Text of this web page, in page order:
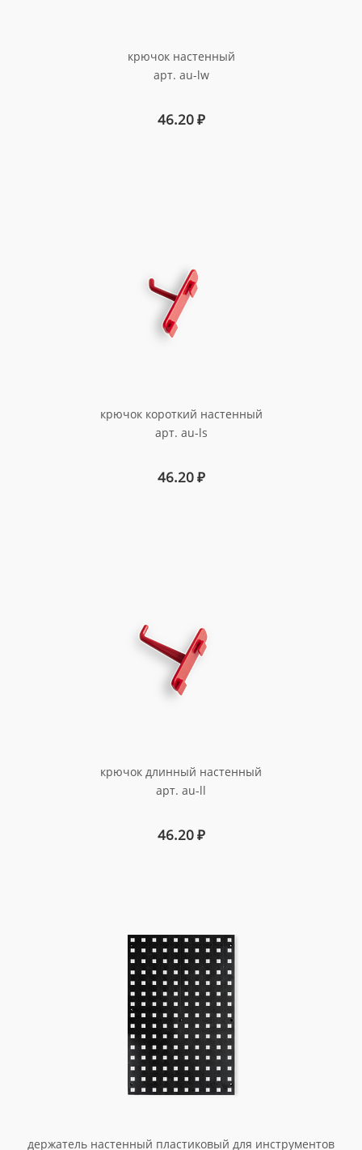
крючок настенный
арт. au-lw
46.20₽
крючок короткий настенный
арт. au-ls
46.20₽
крючок длинный настенный
арт. au-ll
46.20₽
держатель настенный пластиковый для инструментов